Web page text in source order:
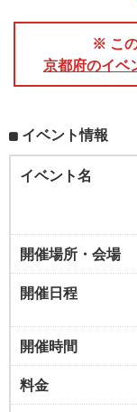
※ こ
京都府のイベ
イベント情報
イベント名
開催場所・会場
開催日程
開催時間
料金